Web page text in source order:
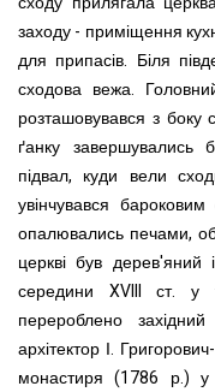
заходу - приміщення
для припасів. Біля
сходова вежа.
розташовувався з боку
ґанку завершувались
підвал, куди вели
увінчувався
опалювались печами,
церкві був дерев'яний
середини XVIII ст. у
перероблено
архітектор І.
монастиря (1786 р.) у